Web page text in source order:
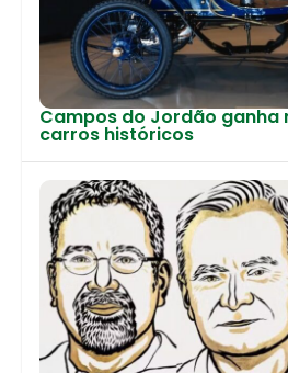
Campos do Jordão ganha
carros históricos